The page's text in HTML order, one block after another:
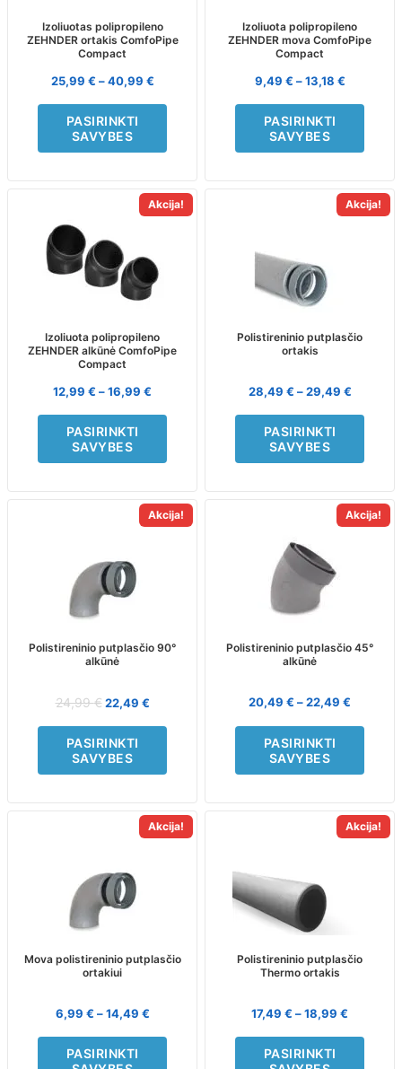
Izoliuotas polipropileno
ZEHNDER ortakis ComfoPipe
Compact
25,99 € – 40,99 €
PASIRINKTI
SAVYBES
may
be
chosen
on
product
page
Izoliuota polipropileno
ZEHNDER mova ComfoPipe
Compact
9,49 € – 13,18 €
PASIRINKTI
SAVYBES
may
be
chosen
on
product
page
Akcija!
Izoliuota polipropileno
ZEHNDER alkūnė ComfoPipe
Compact
12,99 € –16,99 €
PASIRINKTI
SAVYBES
has
multiple
variants.
The
may
be
chosen
on
product
page
Akcija!
Polistireninio putplasčio
ortakis
28,49 € – 29,49 €
PASIRINKTI
SAVYBES
multiple
variants.
The
may
be
on
product
page
Akcija!
Polistireninio putplasčio 90°
alkūnė
24,99€ 22,49 €
PASIRINKTI
SAVYBES
has
multiple
variants.
may
be
on
product
page
Akcija!
Polistireninio putplasčio 45°
alkūnė
20,49 € –22,49 €
PASIRINKTI
SAVYBES
product
has
multiple
variants.
The
may
be
on
product
page
Akcija!
Mova polistireninio putplasčio
ortakiui
6,99 € – 14,49 €
PASIRINKTI
has
multiple
variants.
may
be
on
product
Akcija!
Polistireninio putplasčio
Thermo ortakis
17,49 € –18,99 €
PASIRINKTI
multiple
variants.
The
may
be
on
product